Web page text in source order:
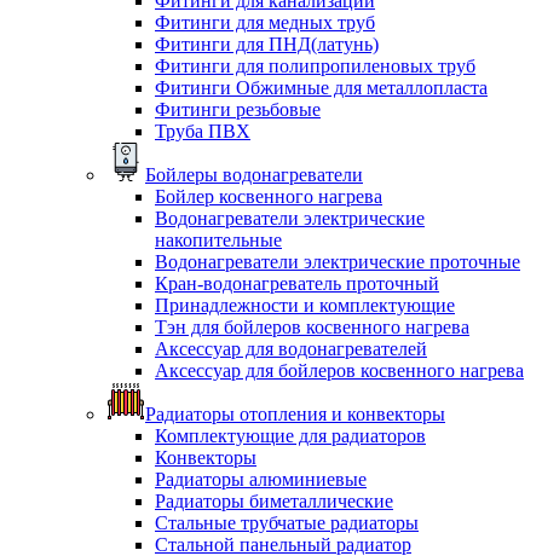
Фитинги для медных труб
Фитинги для ПНД(латунь)
Фитинги для полипропиленовых труб
Фитинги Обжимные для металлопласта
Фитинги резьбовые
Труба ПВХ
Бойлеры водонагреватели
Бойлер косвенного нагрева
Водонагреватели электрические
накопительные
Водонагреватели электрические проточные
Кран-водонагреватель проточный
Принадлежности и комплектующие
Тэн для бойлеров косвенного нагрева
Аксессуар для водонагревателей
Аксессуар для бойлеров косвенного нагрева
Радиаторы отопления и конвекторы
Комплектующие для радиаторов
Конвекторы
Радиаторы алюминиевые
Радиаторы биметаллические
Стальные трубчатые радиаторы
Стальной панельный радиатор